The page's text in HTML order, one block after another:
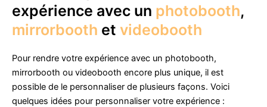
expérience avec un photobooth,
mirrorbooth et videobooth
Pour rendre votre expérience avec un photobooth,
mirrorbooth ou videobooth encore plus unique, il est
possible de le personnaliser de plusieurs façons. Voici
quelques idées pour personnaliser votre expérience :